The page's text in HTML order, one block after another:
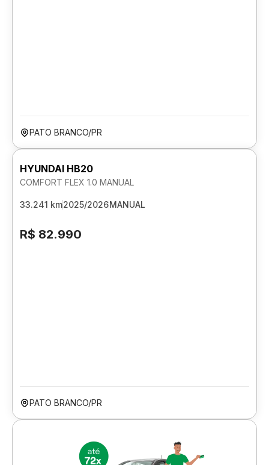
PATO BRANCO/PR
HYUNDAI HB20
COMFORT FLEX 1.0 MANUAL
33.241 km2025/2026MANUAL
R$ 82.990
PATO BRANCO/PR